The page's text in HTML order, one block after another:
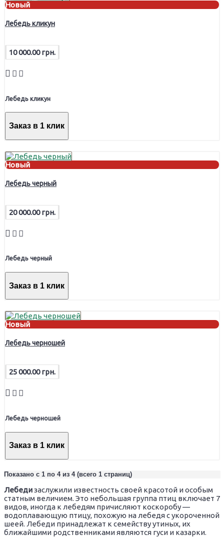
Новый
Лебедь кликун
10 000.00 грн.
Лебедь кликун
Заказ в 1 клик
Новый
Лебедь черный
20 000.00 грн.
Лебедь черный
Заказ в 1 клик
Новый
Лебедь черношей
25 000.00 грн.
Лебедь черношей
Заказ в 1 клик
Показано с 1 по 4 из 4 (всего 1 страниц)
Лебедизаслужили известность своей красотой и особым
статным величием. Это небольшая группа птиц включает 7
видов, иногда к лебедям причисляют коскоробу —
водоплавающую птицу, похожую на лебедя с укороченной
шеей. Лебеди принадлежат к семейству утиных, их
ближайшими родственниками являются гуси и казарки.